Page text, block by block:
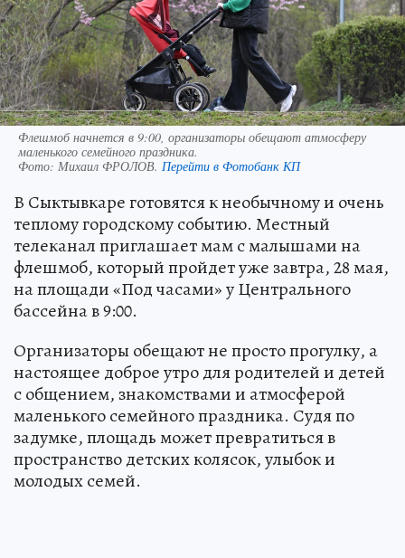
Флешмоб начнется в 9:00, организаторы обещают атмосферу
маленького семейного праздника.
Фото: Михаил ФРОЛОВ. Перейти в Фотобанк КП
В Сыктывкаре готовятся к необычному и очень
теплому городскому событию. Местный
телеканал приглашает мам с малышами на
флешмоб, который пройдет уже завтра, 28 мая,
на площади «Под часами» у Центрального
бассейна в 9:00.
Организаторы обещают не просто прогулку, а
настоящее доброе утро для родителей и детей
с общением, знакомствами и атмосферой
маленького семейного праздника. Судя по
задумке, площадь может превратиться в
пространство детских колясок, улыбок и
молодых семей.